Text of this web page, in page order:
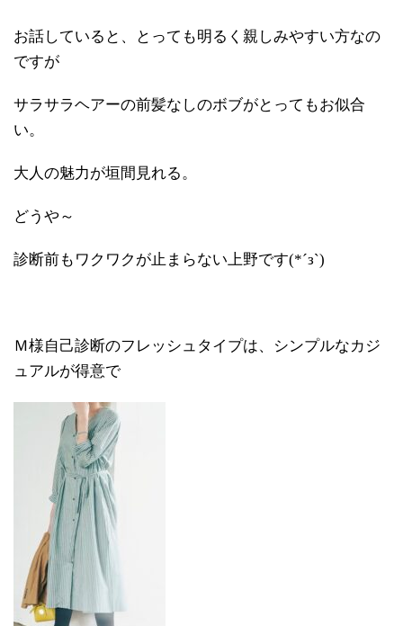
お話していると、とっても明るく親しみやすい方なの
ですが
サラサラヘアーの前髪なしのボブがとってもお似合
い。
大人の魅力が垣間見れる。
どうや～
診断前もワクワクが止まらない上野です(*´з`)
Ｍ様自己診断のフレッシュタイプは、シンプルなカジ
ュアルが得意で